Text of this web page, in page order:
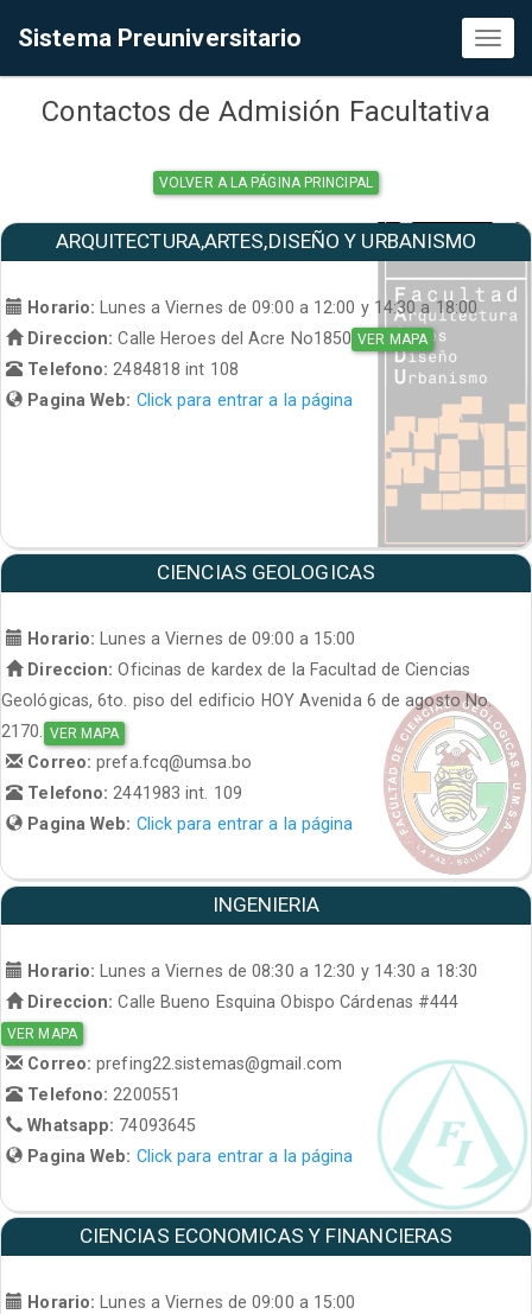
Sistema Preuniversitario
Contactos de Admisión Facultativa
VOLVER A LA PÁGINA PRINCIPAL
ARQUITECTURA,ARTES,DISEÑO Y URBANISMO
Horario:
Lunes a Viernes de 09:00 a 12:00 y 14:30 a 18:00
Direccion: Calle Heroes del Acre No1850 VER MAPA
Telefono: 2484818 int 108
Pagina Web: Click para entrar a la página
CIENCIAS GEOLOGICAS
Horario: Lunes a Viernes de 09:00 a 15:00
Direccion: Oficinas de kardex de la Facultad de Ciencias
Geológicas, 6to. piso del edificio HOY Avenida 6 de agosto No.
2170. VER MAPA
Correo:prefa.fcq@umsa.bo
Telefono:2441983 int. 109
Pagina Web: Click para entrar a la página
INGENIERIA
Horario:
Lunes a Viernes de 08:30 a 12:30 y 14:30 a 18:30
Direccion: Calle Bueno Esquina Obispo Cárdenas #444
VER MAPA
Correo:prefing22.sistemas@gmail.com
Telefono: 2200551
Whatsapp: 74093645
Pagina Web: Click para entrar a la página
CIENCIAS ECONOMICAS Y FINANCIERAS
Horario: Lunes a Viernes de 09:00 a 15:00